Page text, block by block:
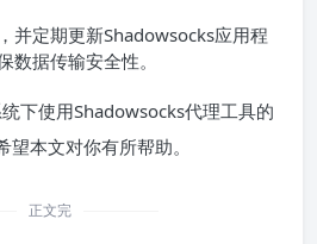
并定期更新Shadowsocks应用程
数据传输安全性。
下使用Shadowsocks代理工具的
本文对你有所帮助。
正文完